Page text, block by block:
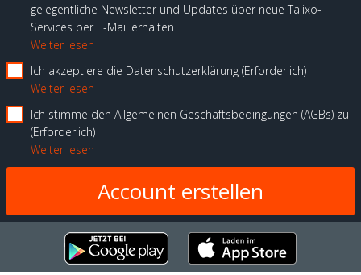
gelegentliche Newsletter und Updates über neue Talixo-
Services per E-Mail erhalten
Weiter lesen
Ich akzeptiere die Datenschutzerklärung Erforderlich
Weiter lesen
Ich stimme den Allgemeinen Geschäftsbedingungen (AGBs) zu
Erforderlich
Weiter lesen